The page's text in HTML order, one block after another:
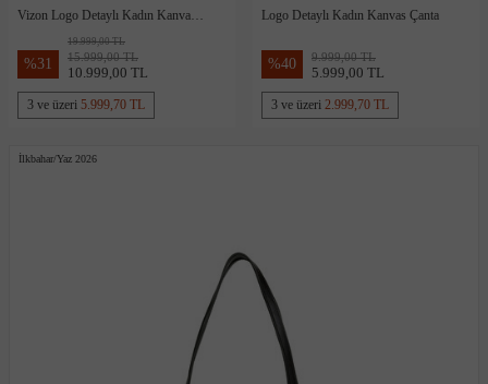
Vizon Logo Detaylı Kadın Kanvas
%31
19.999,00 TL
15.999,00 TL
10.999,00 TL
3 ve üzeri 5.999,70 TL
Logo Detaylı Kadın Kanvas Çanta
%40 9.999,00 TL
5.999,00 TL
3 ve üzeri 2.999,70 TL
İlkbahar/Yaz 2026